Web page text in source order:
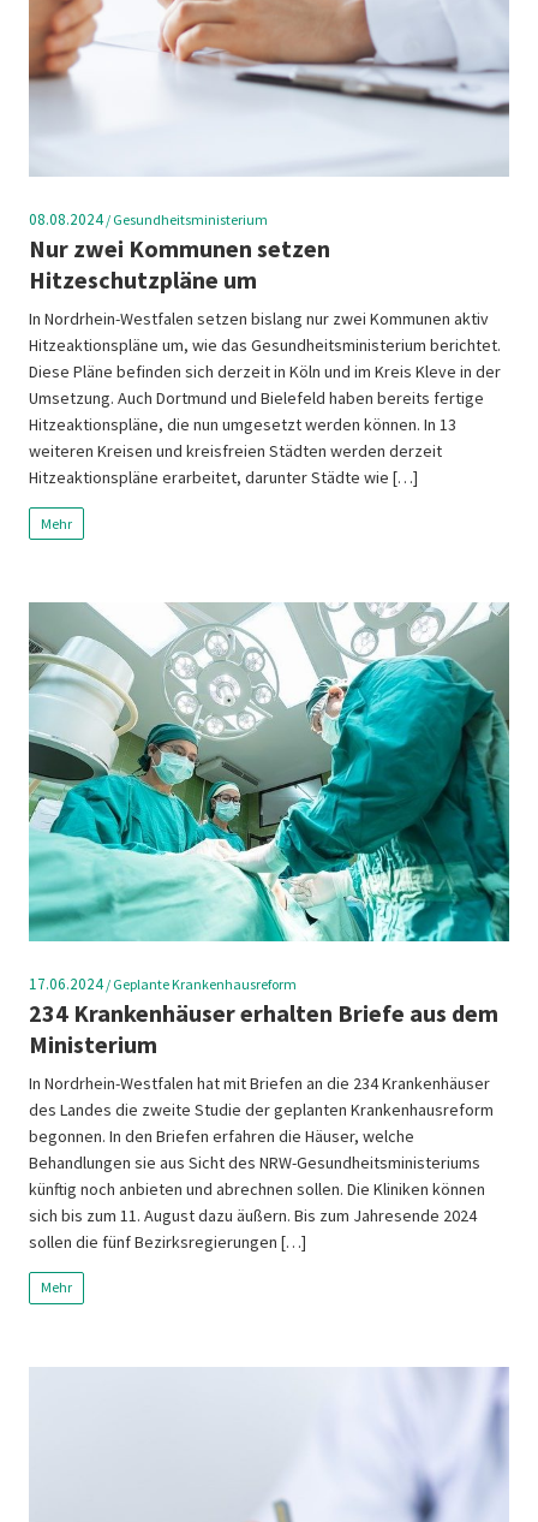
08.08.2024/ Gesundheitsministerium
Nur zwei Kommunen setzen
Hitzeschutzpläne um
In Nordrhein-Westfalen setzen bislang nur zwei Kommunen aktiv
Hitzeaktionspläne um, wie das Gesundheitsministerium berichtet.
Diese Pläne befinden sich derzeit in Köln und im Kreis Kleve in der
Umsetzung. Auch Dortmund und Bielefeld haben bereits fertige
Hitzeaktionspläne, die nun umgesetzt werden können. In 13
weiteren Kreisen und kreisfreien Städten werden derzeit
Hitzeaktionspläne erarbeitet, darunter Städte wie […]
Mehr
17.06.2024/ Geplante Krankenhausreform
234 Krankenhäuser erhalten Briefe aus dem
Ministerium
In Nordrhein-Westfalen hat mit Briefen an die 234 Krankenhäuser
des Landes die zweite Studie der geplanten Krankenhausreform
begonnen. In den Briefen erfahren die Häuser, welche
Behandlungen sie aus Sicht des NRW-Gesundheitsministeriums
künftig noch anbieten und abrechnen sollen. Die Kliniken können
sich bis zum 11. August dazu äußern. Bis zum Jahresende 2024
sollen die fünf Bezirksregierungen […]
Mehr